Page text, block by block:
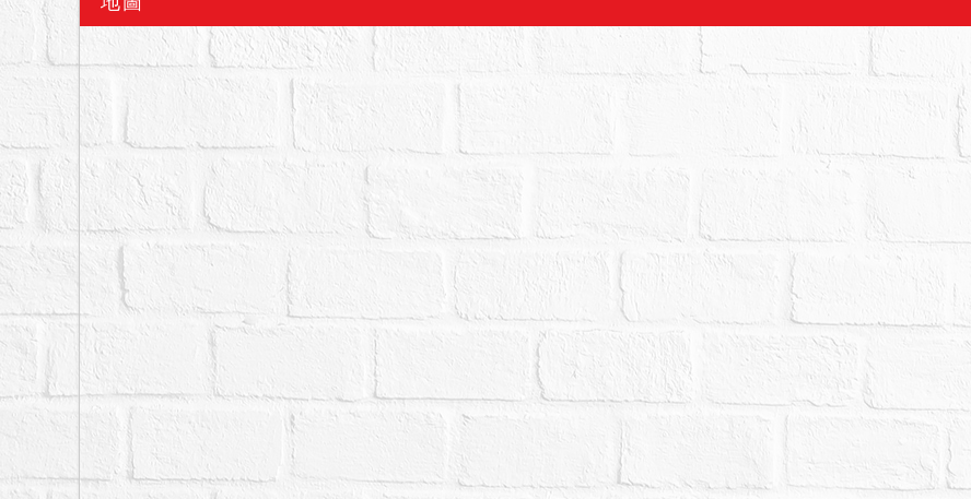
備註
一、上開不動產3宗合併拍賣，請投標人分別出價。
二、拍賣最低價額合計新台幣：33,810,000元，以總價最高者得標。
三、保證金新台幣：6,770,000元。
四、上列不動產設定之抵押權拍定後塗銷。
五、若有停止、撤回、撤銷、延緩強制執行之事由，而其事由確實發生於本
或拍定日前，縱已拍定，本院亦得撤銷拍定，無息返還已經繳交之款項，應
人、債權人、債務人均不得異議，不同意之應買人請勿參與本件標的之應買。
六、本件標的物原所有權人或使用人如有積欠工程受益費及水電、瓦斯或管
應由拍定人自行查明後與相關單位洽商解決。